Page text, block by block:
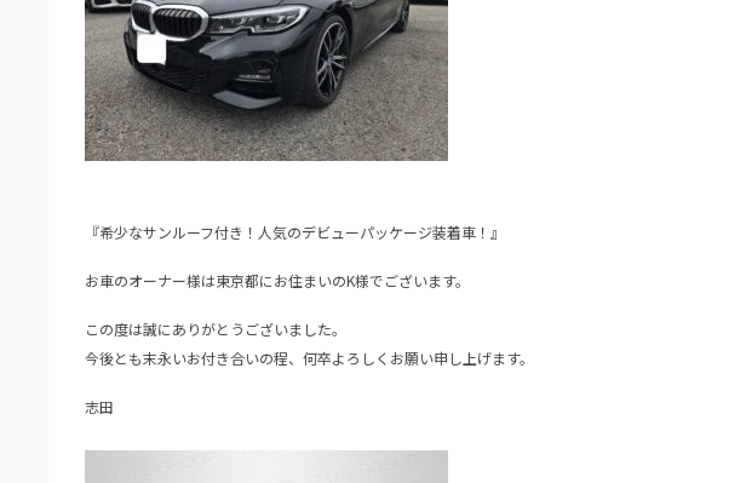
『希少なサンルーフ付き！人気のデビューパッケージ装着車！』
お車のオーナー様は東京都にお住まいのK様でございます。
この度は誠にありがとうございました。
今後とも末永いお付き合いの程、何卒よろしくお願い申し上げます。
志田